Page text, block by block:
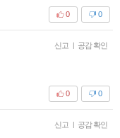
0
0
신고 | 공감 확인
0
0
신고 | 공감 확인